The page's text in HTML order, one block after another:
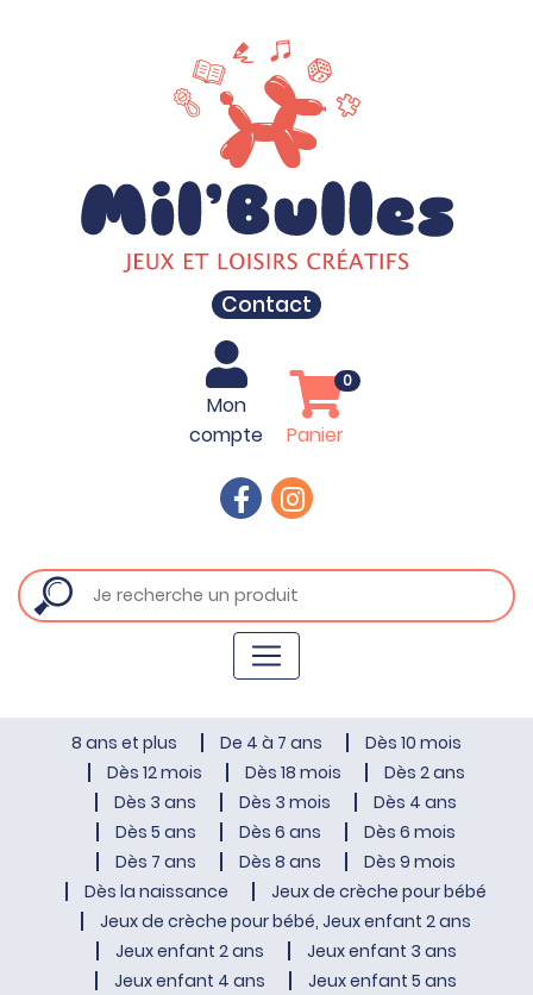
Contact
Mon
compte
Panier
0
8 ans et plus De 4 à 7 ans
Dès 10 mois
Dès 12 mois
Dès 18 mois
Dès 2 ans
Dès 3 ans
Dès 3 mois
Dès 4 ans
Dès 5 ans
Dès 6 ans
Dès 6 mois
Dès 7 ans
Dès 8 ans
Dès 9 mois
Dès la naissance
Jeux de crèche pour bébé
Jeux de crèche pour bébé, Jeux enfant 2 ans
Jeux enfant 2 ans
Jeux enfant 3 ans
Jeux enfant 4 ans
Jeux enfant 5 ans